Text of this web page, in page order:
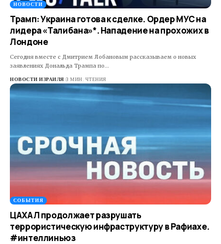
НОВОСТИ
Трамп: Украина готова к сделке. Ордер МУС на
лидера «Талибана»*. Нападение на прохожих в
Лондоне
Сегодня вместе с Дмитрием Лобановым рассказываем о новых
заявлениях Дональда Трампа по…
НОВОСТИ ИЗРАИЛЯ 3 МИН. ЧТЕНИЯ
СОБЫТИЯ
ЦАХАЛ продолжает разрушать
террористическую инфраструктуру в Рафиахе.
#интеллиньюз